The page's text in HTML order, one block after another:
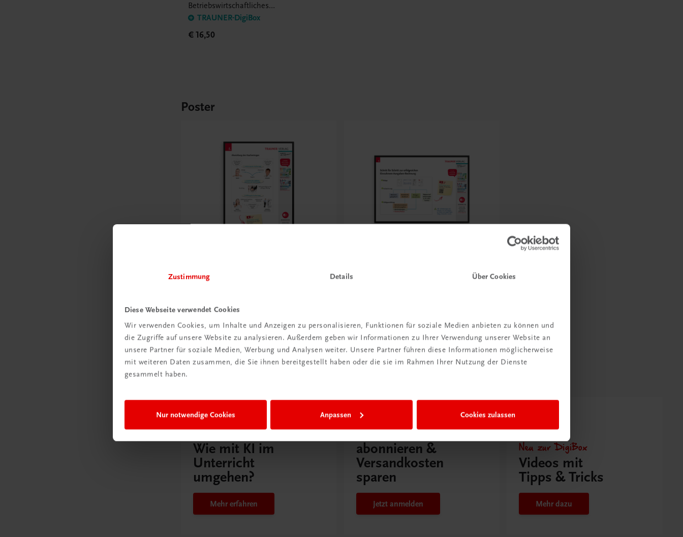
Zustimmung Details Über Cookies
Diese Webseite verwendet Cookies
Wir verwenden Cookies, um Inhalte und Anzeigen zu personalisieren, Funktionen für soziale Medien anbieten zu können und
die Zugriffe auf unsere Website zu analysieren. Außerdem geben wir Informationen zu Ihrer Verwendung unserer Website an
unsere Partner für soziale Medien, Werbung und Analysen weiter. Unsere Partner führen diese Informationen möglicherweise
mit weiteren Daten zusammen, die Sie ihnen bereitgestellt haben oder die sie im Rahmen Ihrer Nutzung der Dienste
gesammelt haben.
Nur notwendige Cookies Anpassen Cookies zulassen
Betriebswirtschaftliches
Projektpraktikum
TRAUNER-DigiBox
€ 16,50
Poster
Poster: Abwicklung des
€ 15,00
Poster: Schritt für Schritt zur
Ratgeber Schulpraxis
Wie mit KI im
Unterricht
umgehen?
Mehr erfahren
Rabattcode erhalten
Newsletter
abonnieren &
Versandkosten
sparen
Jetzt anmelden
Neu zur DigiBox
Videos mit
Tipps & Tricks
Mehr dazu